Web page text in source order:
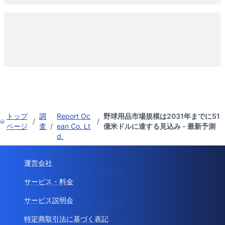
トップ
ページ
/
調
査 /
Report Oc
ean Co. Lt
d.
/
野球用品市場規模は2031年までに51
億米ドルに達する見込み - 最新予測
運営会社
サービス・料金
サービス説明会
特定商取引法に基づく表記